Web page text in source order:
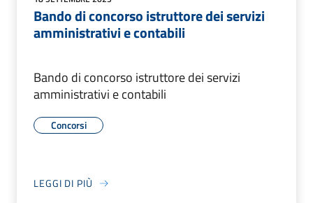
Bando di concorso istruttore dei servizi
amministrativi e contabili
Bando di concorso istruttore dei servizi
amministrativi e contabili
Concorsi
LEGGI DI PIÙ